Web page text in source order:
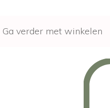
Ga verder met winkelen